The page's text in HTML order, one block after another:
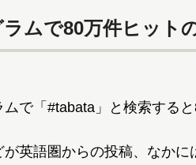
ムで80万件ヒット
で「#tabata」と検索すると
英語圏からの投稿、なかに